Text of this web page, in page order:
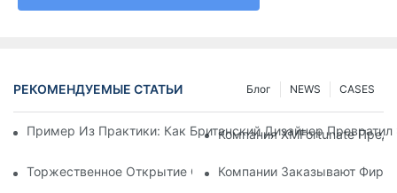
РЕКОМЕНДУЕМЫЕ СТАТЬИ CASES
NEWS
Блог
Пример Из Практики: Как Британский Дизайнер
Компания XMFortunate
Торжественное Открытие Состоится В Праздничные Дни
Компании Заказывают